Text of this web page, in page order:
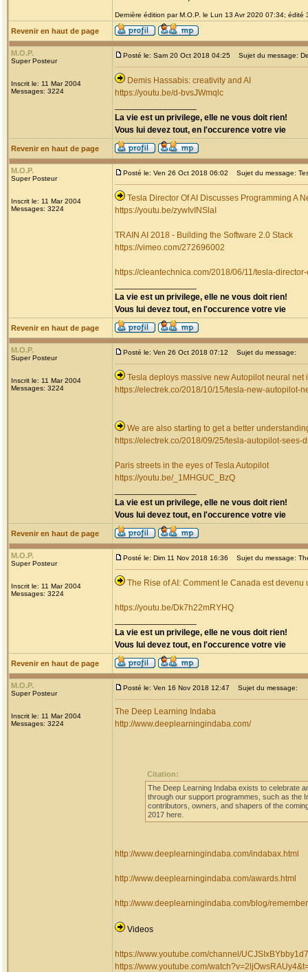
Dernière édition par M.O.P. le Lun 13 Avr 2020 07:34; édité
Revenir en haut de page
M.O.P.
Super Posteur
Inscrit le: 11 Mar 2004
Messages: 3224
Posté le: Sam 20 Oct 2018 04:25 Sujet du message:
Demis Hassabis: creativity and AI
https://youtu.be/d-bvsJWmqlc
La vie est un privilege, elle ne vous doit rien!
Vous lui devez tout, en l'occurence votre vie
Revenir en haut de page
M.O.P.
Super Posteur
Inscrit le: 11 Mar 2004
Messages: 3224
Posté le: Ven 26 Oct 2018 06:02 Sujet du message:
Tesla Director Of AI Discusses Programming A
https://youtu.be/zywIvINSlaI
TRAIN AI 2018 - Building the Software 2.0 Stack
https://vimeo.com/272696002
https://cleantechnica.com/2018/06/11/tesla-
La vie est un privilege, elle ne vous doit rien!
Vous lui devez tout, en l'occurence votre vie
Revenir en haut de page
M.O.P.
Super Posteur
Inscrit le: 11 Mar 2004
Messages: 3224
Posté le: Ven 26 Oct 2018 07:12 Sujet du message:
Tesla deploys massive new Autopilot neural
https://electrek.co/2018/10/15/tesla-new-autopilot-
We are also starting to get a better
https://electrek.co/2018/09/25/tesla-autopilot-sees-
Paris streets in the eyes of Tesla Autopilot
https://youtu.be/_1MHGUC_BzQ
La vie est un privilege, elle ne vous doit rien!
Vous lui devez tout, en l'occurence votre vie
Revenir en haut de page
M.O.P.
Super Posteur
Inscrit le: 11 Mar 2004
Messages: 3224
Posté le: Dim 11 Nov 2018 16:36 Sujet du message:
The Rise of AI: Comment le Canada est
https://youtu.be/Dk7h22mRYHQ
La vie est un privilege, elle ne vous doit rien!
Vous lui devez tout, en l'occurence votre vie
Revenir en haut de page
M.O.P.
Super Posteur
Inscrit le: 11 Mar 2004
Messages: 3224
Posté le: Ven 16 Nov 2018 12:47 Sujet du message:
The Deep Learning Indaba
http://www.deeplearningindaba.com/
Citation:
The Deep Learning Indaba exists to celebrate
through our support programmes, such as the
contributors, owners, and shapers of the
2017 here.
http://www.deeplearningindaba.com/indabax.html
http://www.deeplearningindaba.com/awards.html
http://www.deeplearningindaba.com/blog/
Videos
https://www.youtube.com/channel/
https://www.youtube.com/